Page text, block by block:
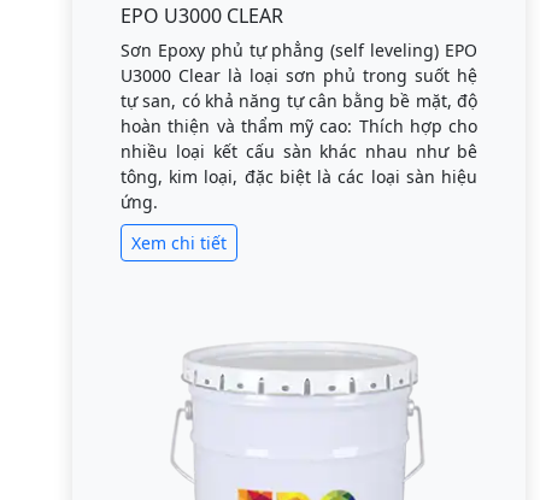
EPO U3000 CLEAR
Sơn Epoxy phủ tự phẳng (self leveling) EPO
U3000 Clear là loại sơn phủ trong suốt hệ
tự san, có khả năng tự cân bằng bề mặt, độ
hoàn thiện và thẩm mỹ cao: Thích hợp cho
nhiều loại kết cấu sàn khác nhau như bê
tông, kim loại, đặc biệt là các loại sàn hiệu
ứng.
Xem chi tiết